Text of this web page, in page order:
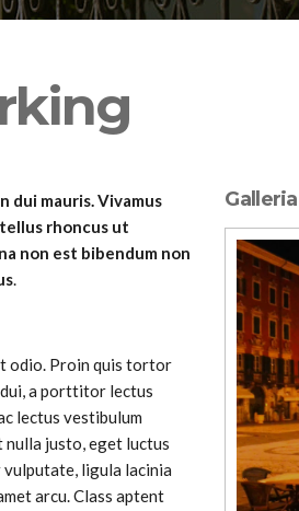
dui mauris. Vivamus
rhoncus ut
non est bibendum non
.
odio. Proin quis tortor
a porttitor lectus
lectus vestibulum
nulla justo, eget luctus
ligula lacinia
arcu. Class aptent